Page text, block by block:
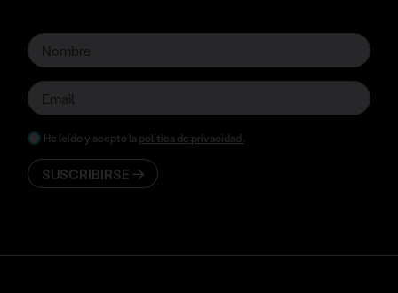
He leído y acepto la política de privacidad .
SUSCRIBIRSE